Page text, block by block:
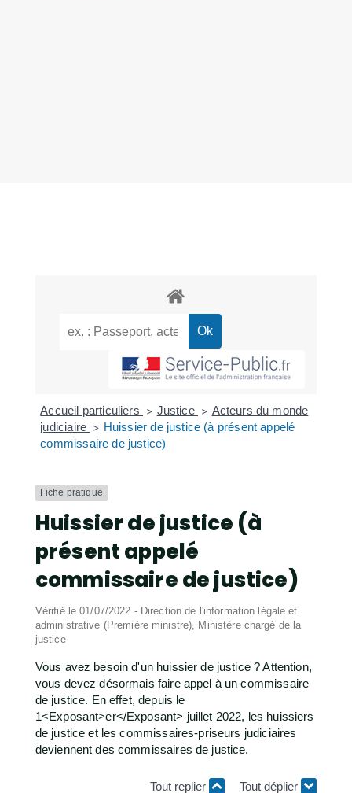
Accueil particuliers > Justice > Acteurs du monde
judiciaire > Huissier de justice (à présent appelé
commissaire de justice)
Fiche pratique
Huissier de justice (à
présent appelé
commissaire de justice)
Vérifié le 01/07/2022 - Direction de l'information légale et
administrative (Première ministre), Ministère chargé de la
justice
Vous avez besoin d'un huissier de justice ? Attention,
vous devez désormais faire appel à un commissaire
de justice. En effet, depuis le
1<Exposant>er</Exposant> juillet 2022, les huissiers
de justice et les commissaires-priseurs judiciaires
deviennent des commissaires de justice.
Tout replier Tout déplier